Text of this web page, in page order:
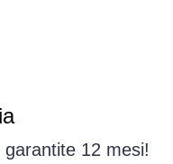
12 mesi!